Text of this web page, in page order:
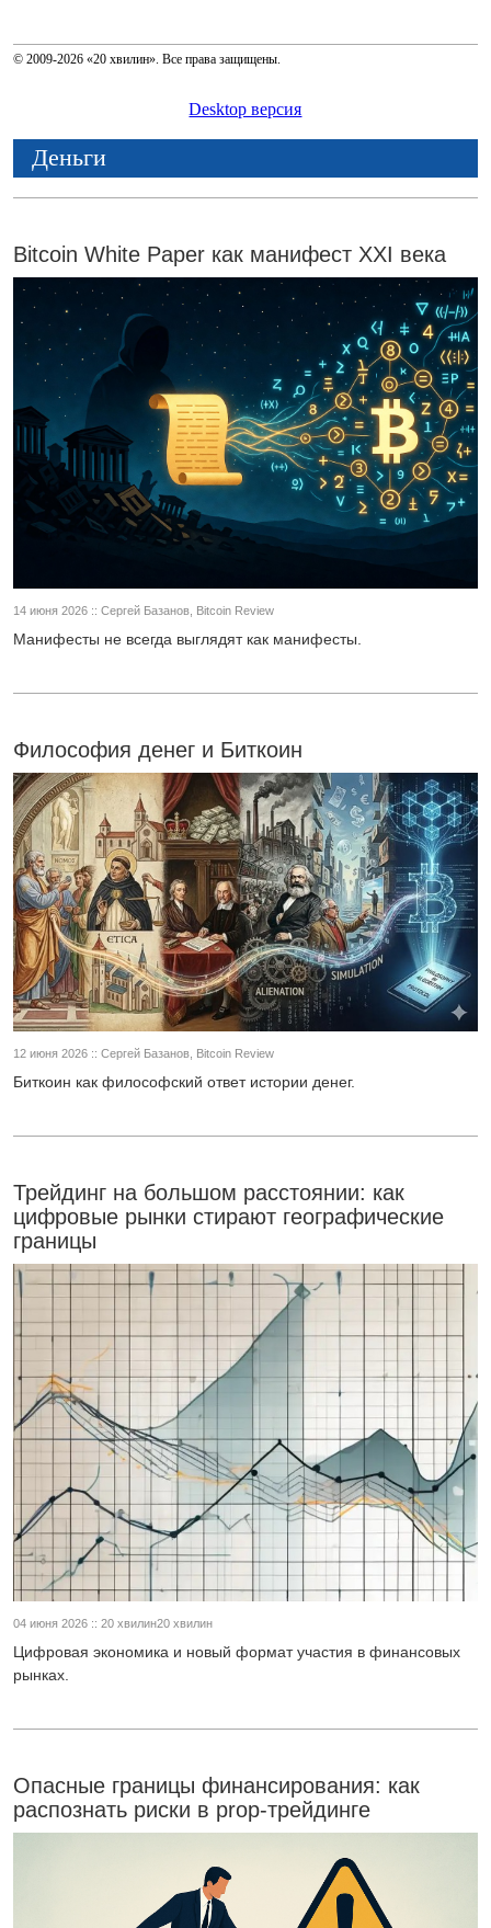
© 2009-2026 «20 хвилин». Все права защищены.
Desktop версия
Деньги
Bitcoin White Paper как манифест XXI века
14 июня 2026 :: Сергей Базанов, Bitcoin Review
Манифесты не всегда выглядят как манифесты.
Философия денег и Биткоин
12 июня 2026 :: Сергей Базанов, Bitcoin Review
Биткоин как философский ответ истории денег.
Трейдинг на большом расстоянии: как
цифровые рынки стирают географические
границы
04 июня 2026 :: 20 хвилин20 хвилин
Цифровая экономика и новый формат участия в финансовых
рынках.
Опасные границы финансирования: как
распознать риски в prop-трейдинге